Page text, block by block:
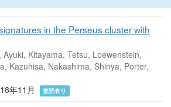
in the Perseus cluster with
Kitayama, Tetsu, Loewenstein,
Kazuhisa, Nakashima, Shinya, Porter,
年11月
査読有り